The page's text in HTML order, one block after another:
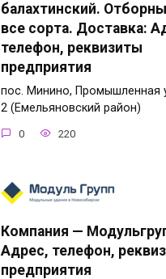
балахтинский.
все сорта. Доставка:
телефон, реквизиты
предприятия
пос. Минино, Промышленная
2 (Емельяновский район)
0 220
Компания —
Адрес, телефон,
предприятия